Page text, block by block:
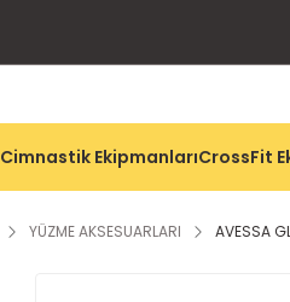
Cimnastik EkipmanlarıCrossFit
YÜZME AKSESUARLARI AVESSA